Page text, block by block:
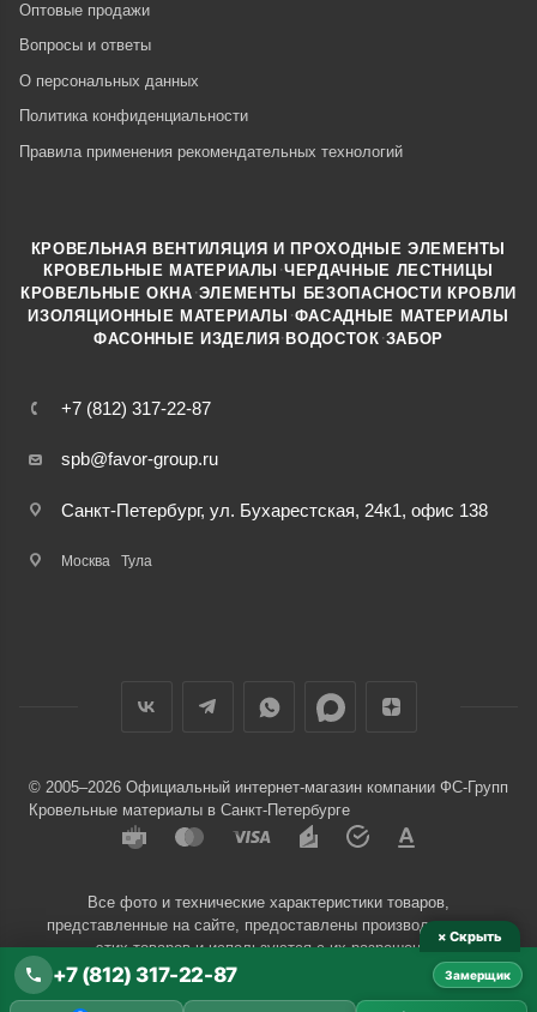
Оптовые продажи
Вопросы и ответы
О персональных данных
Политика конфиденциальности
Правила применения рекомендательных технологий
+7 (812) 317-22-87
spb@favor-group.ru
Санкт-Петербург, ул. Бухарестская, 24к1, офис 138
Москва Тула
КРОВЕЛЬНАЯ ВЕНТИЛЯЦИЯ И ПРОХОДНЫЕ ЭЛЕМЕНТЫ
КРОВЕЛЬНЫЕ МАТЕРИАЛЫ ·ЧЕРДАЧНЫЕ ЛЕСТНИЦЫ
КРОВЕЛЬНЫЕ ОКНА ·ЭЛЕМЕНТЫ БЕЗОПАСНОСТИ КРОВЛИ
ИЗОЛЯЦИОННЫЕ МАТЕРИАЛЫ ·ФАСАДНЫЕ МАТЕРИАЛЫ
ФАСОННЫЕ ИЗДЕЛИЯ·ВОДОСТОК ·ЗАБОР
© 2005–2026 Официальный интернет-магазин компании ФС-Групп
Кровельные материалы в Санкт-Петербурге
Все фото и технические характеристики товаров,
представленные на сайте, предоставлены производителями
этих товаров и используются с их разрешения.
× Скрыть
+7 (812) 317-22-87 Замерщик